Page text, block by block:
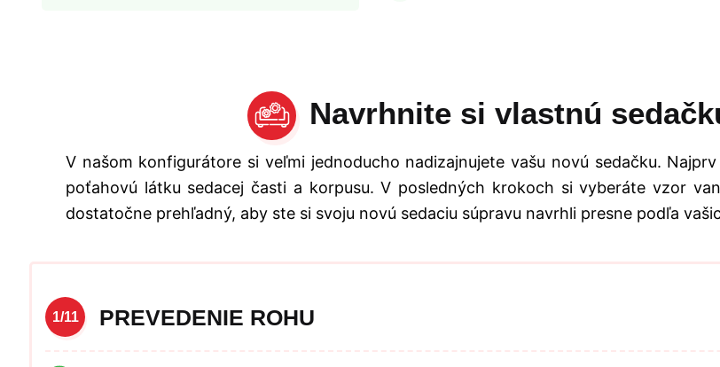
Navrhnite si vlastnú
V našom konfigurátore si veľmi jednoducho nadizajnujete vašu novú sedačku.
poťahovú látku sedacej časti a korpusu. V posledných krokoch si vyberáte vzor
dostatočne prehľadný, aby ste si svoju novú sedaciu súpravu navrhli presne podľa
1/11 PREVEDENIE ROHU